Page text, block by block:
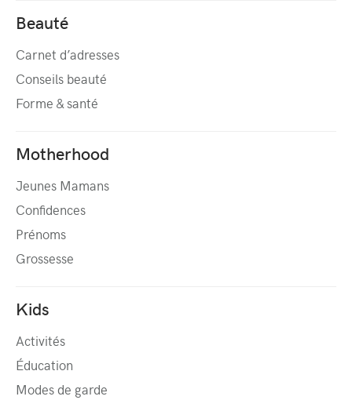
Beauté
Carnet d’adresses
Conseils beauté
Forme & santé
Motherhood
Jeunes Mamans
Confidences
Prénoms
Grossesse
Kids
Activités
Éducation
Modes de garde